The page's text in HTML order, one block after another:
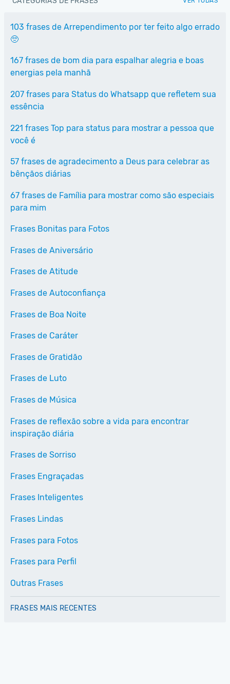
103 frases de Arrependimento por ter feito algo errado
🥺
167 frases de bom dia para espalhar alegria e boas
energias pela manhã
207 frases para Status do Whatsapp que refletem sua
essência
221 frases Top para status para mostrar a pessoa que
você é
57 frases de agradecimento a Deus para celebrar as
bênçãos diárias
67 frases de Família para mostrar como são especiais
para mim
Frases Bonitas para Fotos
Frases de Aniversário
Frases de Atitude
Frases de Autoconfiança
Frases de Boa Noite
Frases de Caráter
Frases de Gratidão
Frases de Luto
Frases de Música
Frases de reflexão sobre a vida para encontrar
inspiração diária
Frases de Sorriso
Frases Engraçadas
Frases Inteligentes
Frases Lindas
Frases para Fotos
Frases para Perfil
Outras Frases
FRASES MAIS RECENTES